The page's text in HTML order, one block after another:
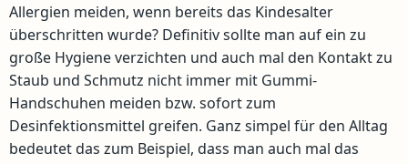
Allergien meiden, wenn bereits das Kindesalter
überschritten wurde? Definitiv sollte man auf ein zu
große Hygiene verzichten und auch mal den Kontakt zu
Staub und Schmutz nicht immer mit Gummi-
Handschuhen meiden bzw. sofort zum
Desinfektionsmittel greifen. Ganz simpel für den Alltag
bedeutet das zum Beispiel, dass man auch mal das